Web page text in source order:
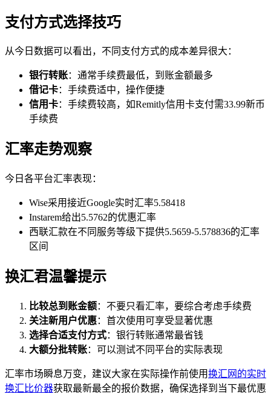
支付方式选择技巧
从今日数据可以看出，不同支付方式的成本差异很大：
银行转账：通常手续费最低，到账金额最多
借记卡：手续费适中，操作便捷
信用卡：手续费较高，如Remitly信用卡支付需33.99新币
手续费
汇率走势观察
今日各平台汇率表现：
Wise采用接近Google实时汇率5.58418
Instarem给出5.5762的优惠汇率
西联汇款在不同服务等级下提供5.5659-5.578836的汇率
区间
换汇君温馨提示
比较总到账金额：不要只看汇率，要综合考虑手续费
关注新用户优惠：首次使用可享受显著优惠
选择合适支付方式：银行转账通常最省钱
大额分批转账：可以测试不同平台的实际表现
汇率市场瞬息万变，建议大家在实际操作前使用换汇网的实时
换汇比价器获取最新最全的报价数据，确保选择到当下最优惠